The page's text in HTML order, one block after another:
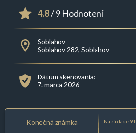
4.8/ 9 Hodnotení
Soblahov
Soblahov 282, Soblahov
Dátum skenovania:
7. marca 2026
Konečná známka Na základe 9